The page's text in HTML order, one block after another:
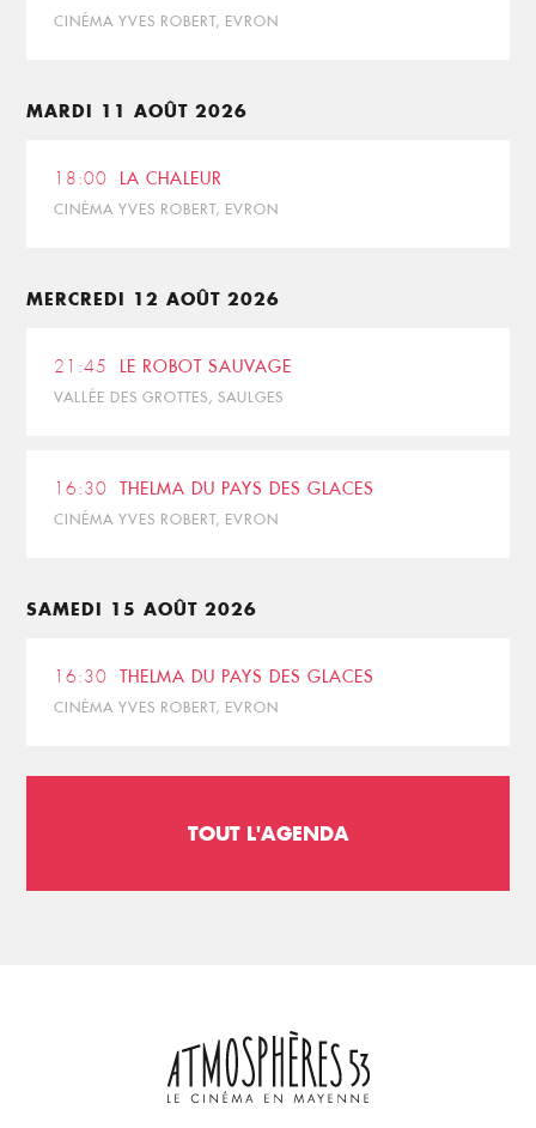
CINÉMA YVES ROBERT, EVRON
MARDI 11 AOÛT 2026
18:00 LA CHALEUR
CINÉMA YVES ROBERT, EVRON
MERCREDI 12 AOÛT 2026
21:45 LE ROBOT SAUVAGE
VALLÉE DES GROTTES, SAULGES
16:30 THELMA DU PAYS DES GLACES
CINÉMA YVES ROBERT, EVRON
SAMEDI 15 AOÛT 2026
16:30 THELMA DU PAYS DES GLACES
CINÉMA YVES ROBERT, EVRON
TOUT L'AGENDA